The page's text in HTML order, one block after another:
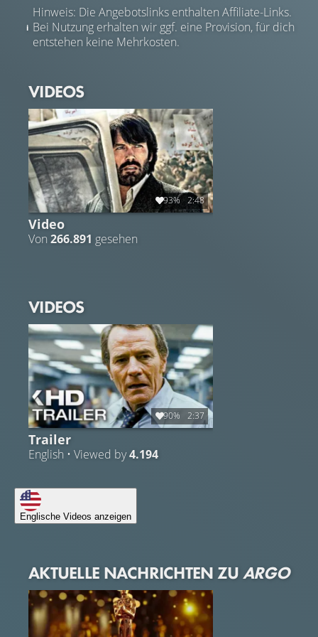
Hinweis: Die Angebotslinks enthalten Affiliate-Links.
Bei Nutzung erhalten wir ggf. eine Provision, für dich
entstehen keine Mehrkosten.
VIDEOS
93% 2:48
Video
Von 266.891 gesehen
VIDEOS
90% 2:37
Trailer
English • Viewed by4.194
Englische Videos anzeigen
AKTUELLE NACHRICHTEN ZUARGO